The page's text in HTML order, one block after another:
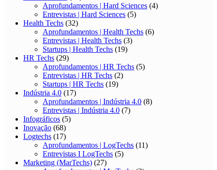
Aprofundamentos | Hard Sciences (4)
Entrevistas | Hard Sciences (5)
Health Techs (32)
Aprofundamentos | Health Techs (6)
Entrevistas | Health Techs (3)
Startups | Health Techs (19)
HR Techs (29)
Aprofundamentos | HR Techs (5)
Entrevistas | HR Techs (2)
Startups | HR Techs (19)
Indústria 4.0 (17)
Aprofundamentos | Indústria 4.0 (8)
Entrevistas | Indústria 4.0 (7)
Infográficos (5)
Inovação (68)
Logtechs (17)
Aprofundamentos | LogTechs (11)
Entrevistas I LogTechs (5)
Marketing (MarTechs) (27)